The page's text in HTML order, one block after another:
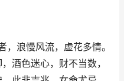
浪慢风流，虚花多情。
酒色迷心，财不当数，